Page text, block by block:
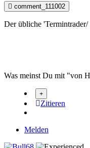
comment_111002
Der übliche
Was meinst Du mit "von
Zitieren
Melden